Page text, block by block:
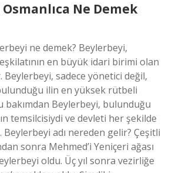
Ne Demek
ne demek? Beylerbeyi,
en büyük idari birimi olan
sadece yönetici değil,
ilin en yüksek rütbeli
bakımdan Beylerbeyi, bulunduğu
temsilcisiydi ve devleti her şekilde
adı nereden gelir? Çeşitli
sonra Mehmed’i Yeniçeri ağası
oldu. Üç yıl sonra vezirliğe